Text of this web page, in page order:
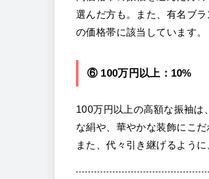
選んだ方も。また、有名ブ
の価格帯に該当しています。
⑥ 100万円以上：10%
100万円以上の高額な振袖は
な絹や、華やかな装飾にこ
また、代々引き継げるよう